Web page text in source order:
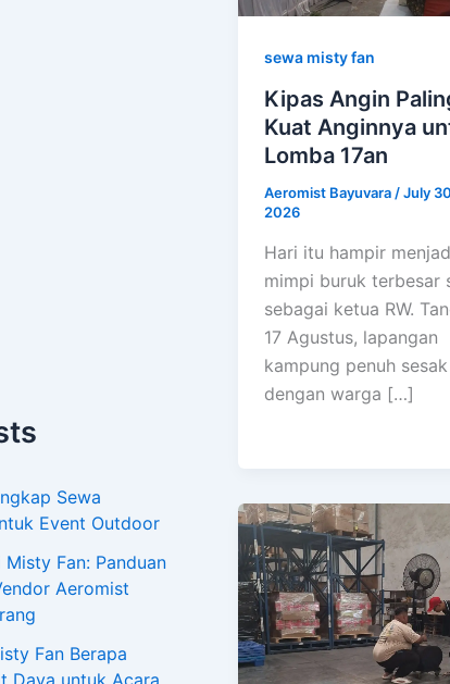
Sewa
Event Outdoor
Fan: Panduan
Aeromist
Fan Berapa
sewa misty fan
Kipas Angin
Kuat Anginnya
Lomba 17an
Aeromist Bayuvara /July
2026
Hari itu hampir
mimpi buruk terbesar
sebagai ketua RW.
17 Agustus, lapangan
kampung penuh sesak
dengan warga […]